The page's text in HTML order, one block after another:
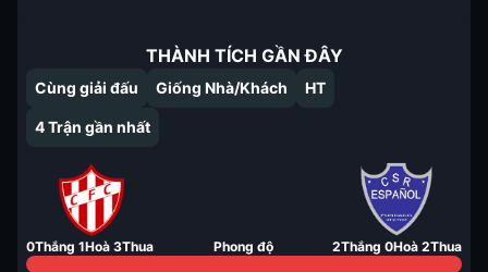
THÀNH TÍCH GẦN ĐÂY
Cùng giải đấu Giống Nhà/Khách HT
4Trận gần nhất
0Thắng 1Hoà 3Thua Phong độ 2Thắng 0Hoà 2Thua